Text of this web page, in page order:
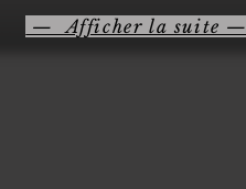
— Afficher la suite —